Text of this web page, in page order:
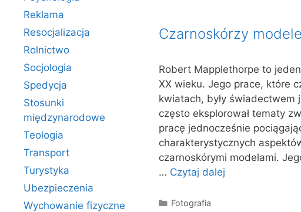
Czarnoskórzy
Robert Mapplethorpe to
XX wieku. Jego prace, które
kwiatach, były świadectwem
często eksplorował tematy
pracę jednocześnie
charakterystycznych
czarnoskórymi modelami.
… Czytaj dalej
Kategorie
Fotografia
Reklama
Resocjalizacja
Rolnictwo
Socjologia
Spedycja
Stosunki
międzynarodowe
Teologia
Transport
Turystyka
Ubezpieczenia
Wychowanie fizyczne